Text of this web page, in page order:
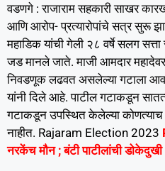
वडणगे : राजाराम सहकारी साखर
आणि आरोप- प्रत्यारोपांचे सत्र सुरू
महाडिक यांची गेली २८ वर्षे सलग सत्ता
जड मानले जाते. माजी आमदार
निवडणूक लढवत असलेल्या गटाला
यांनी दिले आहे. पाटील गटाकडून
गटाकडून उपस्थित केलेल्या कोणत्याच
नाहीत. Rajaram Election 2023
नरकेंच मौन ; बंटी पाटीलांची डोकेदुखी